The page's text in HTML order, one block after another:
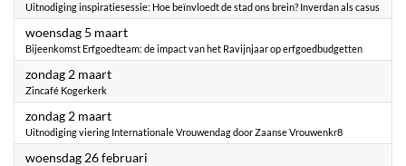
Uitnodiging inspiratiesessie: Hoe beïnvloedt de stad ons brein? Inverdan als casus
woensdag 5 maart2025
Bijeenkomst Erfgoedteam: de impact van het Ravijnjaar op erfgoedbudgetten
zondag 2 maart2025
Zincafé Kogerkerk
zondag 2 maart2025
Uitnodiging viering Internationale Vrouwendag door Zaanse Vrouwenkr8
woensdag 26 februari